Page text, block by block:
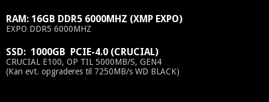
RAM: 16GB DDR5 6000MHZ (XMP EXPO)
EXPO DDR5 6000MHZ
SSD: 1000GB PCIE-4.0 (CRUCIAL)
CRUCIAL E100, OP TIL 5000MB/S, GEN4
(Kan evt. opgraderes til 7250MB/s WD BLACK)